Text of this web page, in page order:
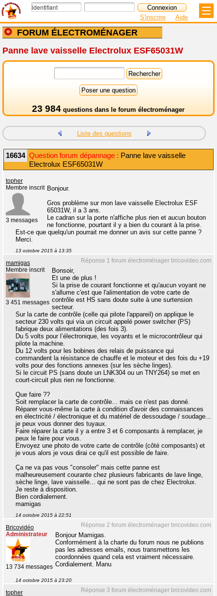
FORUM ÉLECTROMÉNAGER
S'inscrire Aide
Panne lave vaisselle Electrolux ESF65031W
23 984 questions dans le forum électroménager
Liste des questions
16634 Question forum dépannage : Panne lave vaisselle
Electrolux ESF65031W
topher
Membre inscrit
3 messages
Bonjour.
Gros problème sur mon lave vaisselle Electrolux ESF
65031W, il a 3 ans.
Le cadran sur la porte n'affiche plus rien et aucun bouton
ne fonctionne, pourtant il y a bien du courant à la prise.
Est-ce que quelqu'un pourrait me donner un avis sur cette panne ?
Merci.
13 octobre 2015 à 13:35
Réponse 1 forum électroménager bricovideo.com
mamigas
Membre inscrit
3 451 messages
Bonsoir,
Et une de plus !
Si la prise de courant fonctionne et qu'aucun voyant ne
s'allume c'est que l'alimentation de votre carte de
contrôle est HS sans doute suite à une surtension
secteur.
Sur la carte de contrôle (celle qui pilote l'appareil) on applique le
secteur 230 volts qui via un circuit appelé power switcher (PS)
fabrique deux alimentations (des fois 3).
Du 5 volts pour l’électronique, les voyants et le microcontrôleur qui
pilote la machine.
Du 12 volts pour les bobines des relais de puissance qui
commandent la résistance de chauffe et le moteur et des fois du +19
volts pour des fonctions annexes (sur les sèche linges).
Si le circuit PS (sans doute un LNK304 ou un TNY264) se met en
court-circuit plus rien ne fonctionne.
Que faire ??
Soit remplacer la carte de contrôle... mais ce n'est pas donné.
Réparer vous-même la carte à condition d'avoir des connaissances
en électricité / électronique et du matériel de dessoudage / soudage...
je peux vous donner des tuyaux.
Faire réparer la carte il y a entre 3 et 6 composants à remplacer, je
peux le faire pour vous.
Envoyez une photo de votre carte de contrôle (côté composants) et
je vous alors je vous dirai ce qu'il est possible de faire.
Ça ne va pas vous "consoler" mais cette panne est
malheureusement courante chez plusieurs fabricants de lave linge,
sèche linge, lave vaisselle... qui ne sont pas de chez Electrolux.
Je reste à disposition.
Bien cordialement.
mamigas
14 octobre 2015 à 22:51
Réponse 2 forum électroménager bricovideo.com
Bricovidéo
Administrateur
13 734 messages
Bonjour Mamigas.
Conformément à la charte du forum nous ne publions
pas les adresses emails, nous transmettons les
coordonnées quand cela est vraiment nécessaire.
Cordialement. Manu
14 octobre 2015 à 23:20
Réponse 3 forum électroménager bricovideo.com
topher